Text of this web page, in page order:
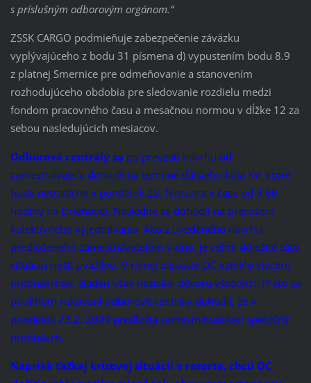
s príslušným odborovým orgánom.“
ZSSK CARGO podmieňuje zabezpečenie záväzku
vyplývajúceho z bodu 31 písmena d) vypustením bodu 8.9
z platnej Smernice pre odmeňovanie a stanovením
rozhodujúceho obdobia pre sledovanie rozdielu medzi
fondom pracovného času a mesačnou normou v dĺžke 12 za
sebou nasledujúcich mesiacov.
Odborové centrály sa po prevzatí návrhu od
zamestnávateľa dohodli na termíne ďalšieho kola KV, ktoré
bude netradične v pondelok 23. februára v čase od 9.00
hodiny na Drieňovej. Následne sa dohodli na prerušení
kolektívneho vyjednávania. Ako z uvedeného návrhu
predloženého zamestnávateľom vidno, je veľmi dôležité túto
situáciu riešiť uvážlivo. V rámci diskusie OC vzniklo viacero
protinávrhov, žiaden však nezískal dôveru všetkých. Preto sa
po dlhom rokovaní odborové centrály dohodli, že v
pondelok 23.2. 2009 predložia zamestnávateľovi spoločný
protinávrh.
Napriek ťažkej krízovej situácii v rezorte, chcú OC